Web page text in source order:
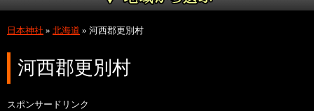
日本神社 » 北海道 » 河西郡更別村
河西郡更別村
スポンサードリンク